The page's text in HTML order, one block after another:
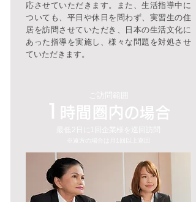
応させていただきます。また、生活指導中に
ついても、平日や休日を問わず、実習生の住
居を訪問させていただき、日本の生活文化に
あった指導を実施し、様々な問題を対処させ
ていただきます。
ご訪問範囲
1 時間圏内 の場合
2日